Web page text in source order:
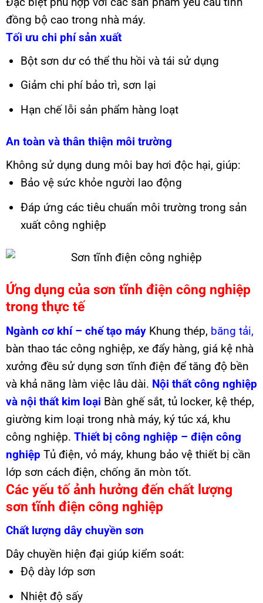
đồng bộ cao trong nhà máy.
Tối ưu chi phí sản xuất
Bột sơn dư có thể thu hồi và tái sử dụng
Giảm chi phí bảo trì, sơn lại
Hạn chế lỗi sản phẩm hàng loạt
An toàn và thân thiện môi trường
Không sử dụng dung môi bay hơi độc hại, giúp:
Bảo vệ sức khỏe người lao động
Đáp ứng các tiêu chuẩn môi trường trong sản
xuất công nghiệp
Ứng dụng của sơn tĩnh điện công nghiệp
trong thực tế
Ngành cơ khí – chế tạo máy Khung thép, băng tải,
bàn thao tác công nghiệp, xe đẩy hàng, giá kệ nhà
xưởng đều sử dụng sơn tĩnh điện để tăng độ bền
và khả năng làm việc lâu dài. Nội thất công nghiệp
và nội thất kim loại Bàn ghế sắt, tủ locker, kệ thép,
giường kim loại trong nhà máy, ký túc xá, khu
công nghiệp. Thiết bị công nghiệp – điện công
nghiệp Tủ điện, vỏ máy, khung bảo vệ thiết bị cần
lớp sơn cách điện, chống ăn mòn tốt.
Các yếu tố ảnh hưởng đến chất lượng
sơn tĩnh điện công nghiệp
Chất lượng dây chuyền sơn
Dây chuyền hiện đại giúp kiểm soát:
Độ dày lớp sơn
Nhiệt độ sấy